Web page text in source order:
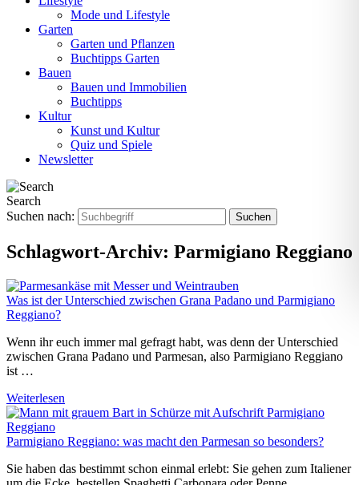
Mode und Lifestyle
Garten
Garten und Pflanzen
Buchtipps Garten
Bauen
Bauen und Immobilien
Buchtipps
Kultur
Kunst und Kultur
Quiz und Spiele
Newsletter
Search
Suchen nach:
Schlagwort-Archiv: Parmigiano Reggiano
Was ist der Unterschied zwischen Grana Padano und Parmigiano
Reggiano?
Wenn ihr euch immer mal gefragt habt, was denn der Unterschied
zwischen Grana Padano und Parmesan, also Parmigiano Reggiano
ist …
Weiterlesen
Parmigiano Reggiano: was macht den Parmesan so besonders?
Sie haben das bestimmt schon einmal erlebt: Sie gehen zum Italiener